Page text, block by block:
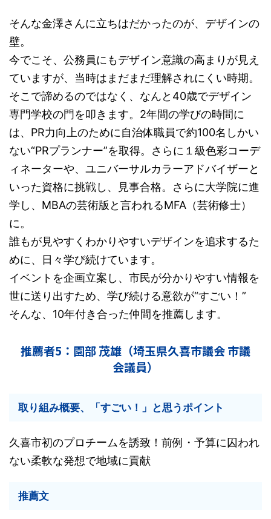
そんな金澤さんに立ちはだかったのが、デザインの
壁。
今でこそ、公務員にもデザイン意識の高まりが見え
ていますが、当時はまだまだ理解されにくい時期。
そこで諦めるのではなく、なんと40歳でデザイン
専門学校の門を叩きます。2年間の学びの時間に
は、PR力向上のために自治体職員で約100名しかい
ない“PRプランナー”を取得。さらに１級色彩コーデ
ィネーターや、ユニバーサルカラーアドバイザーと
いった資格に挑戦し、見事合格。さらに大学院に進
学し、MBAの芸術版と言われるMFA（芸術修士）
に。
誰もが見やすくわかりやすいデザインを追求するた
めに、日々学び続けています。
イベントを企画立案し、市民が分かりやすい情報を
世に送り出すため、学び続ける意欲が“すごい！”
そんな、10年付き合った仲間を推薦します。
推薦者5：園部 茂雄（埼玉県久喜市議会 市議
会議員）
取り組み概要、「すごい！」と思うポイント
久喜市初のプロチームを誘致！前例・予算に囚われ
ない柔軟な発想で地域に貢献
推薦文